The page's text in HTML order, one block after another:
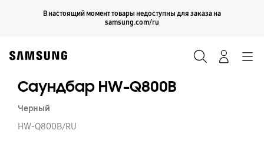
В настоящий момент товары недоступны для заказа на
samsung.com/ru
Продолжить
Саундбар HW-Q800B
Черный
HW-Q800B/RU